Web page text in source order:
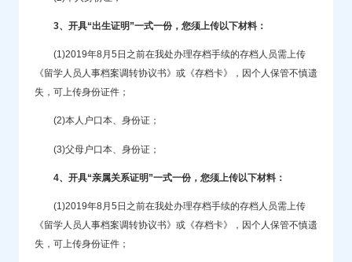
3、开具“出生证明”一式一份，您须上传以下材料：
(1)2019年8月5日之前在我处办理存档手续的存档人员需上传
《留学人员人事档案调转协议书》或《存档卡》，因个人保管不慎遗
失，可上传身份证件；
(2)本人户口本、身份证；
(3)父母户口本、身份证；
4、开具“亲属关系证明”一式一份，您须上传以下材料：
(1)2019年8月5日之前在我处办理存档手续的存档人员需上传
《留学人员人事档案调转协议书》或《存档卡》，因个人保管不慎遗
失，可上传身份证件；